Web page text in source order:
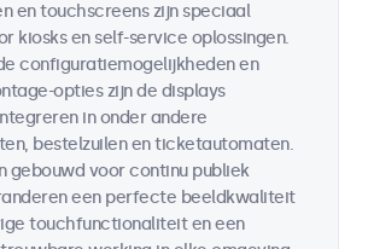
en touchscreens zijn speciaal
kiosks en self-service oplossingen.
configuratiemogelijkheden en
opties zijn de displays
in onder andere
bestelzuilen en ticketautomaten.
gebouwd voor continu publiek
een perfecte beeldkwaliteit
touchfunctionaliteit en een